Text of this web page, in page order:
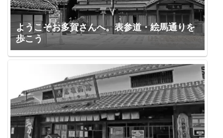
ようこそお多賀さんへ。表参道・絵馬通りを
歩こう